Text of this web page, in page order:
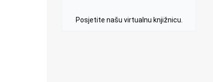
Posjetite našu virtualnu knjižnicu.